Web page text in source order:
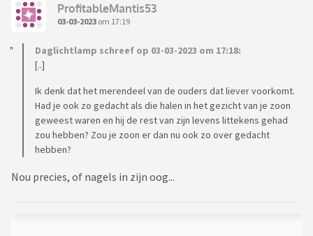
ProfitableMantis53
03-03-2023 om 17:19
Daglichtlamp schreef op 03-03-2023 om 17:18:
[..]
Ik denk dat het merendeel van de ouders dat liever voorkomt.
Had je ook zo gedacht als die halen in het gezicht van je zoon
geweest waren en hij de rest van zijn levens littekens gehad
zou hebben? Zou je zoon er dan nu ook zo over gedacht
hebben?
Nou precies, of nagels in zijn oog...